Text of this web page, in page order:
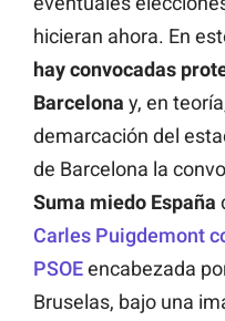
hicieran ahora. En
hay convocadas
Barcelona y, en
demarcación del
de Barcelona la
Suma miedo España
Carles Puigdemont
PSOEencabezada
Bruselas, bajo una